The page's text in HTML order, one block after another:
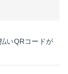
いQRコードが